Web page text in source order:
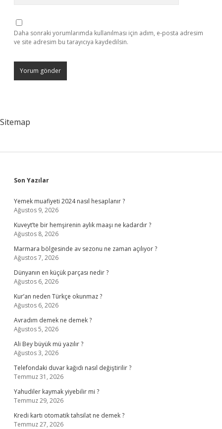
Daha sonraki yorumlarımda kullanılması için adım, e-posta adresim
ve site adresim bu tarayıcıya kaydedilsin.
Sitemap
Sidebar
Son Yazılar
Yemek muafiyeti 2024 nasıl hesaplanır ?
Ağustos 9, 2026
Kuveyt’te bir hemşirenin aylık maaşı ne kadardır ?
Ağustos 8, 2026
Marmara bölgesinde av sezonu ne zaman açılıyor ?
Ağustos 7, 2026
Dünyanın en küçük parçası nedir ?
Ağustos 6, 2026
Kur’an neden Türkçe okunmaz ?
Ağustos 6, 2026
Avradım demek ne demek ?
Ağustos 5, 2026
Ali Bey büyük mü yazılır ?
Ağustos 3, 2026
Telefondaki duvar kağıdı nasıl değiştirilir ?
Temmuz 31, 2026
Yahudiler kaymak yiyebilir mi ?
Temmuz 29, 2026
Kredi kartı otomatik tahsilat ne demek ?
Temmuz 27, 2026